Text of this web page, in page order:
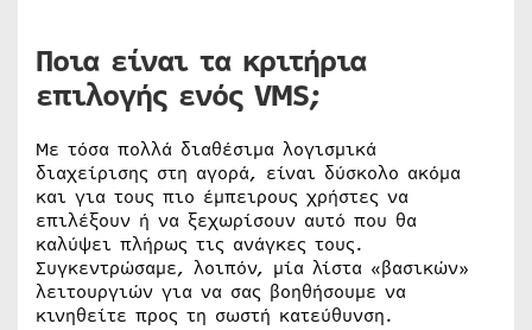
Ποια είναι τα κριτήρια
επιλογής ενός VMS;
Με τόσα πολλά διαθέσιμα λογισμικά
διαχείρισης στη αγορά, είναι δύσκολο ακόμα
και για τους πιο έμπειρους χρήστες να
επιλέξουν ή να ξεχωρίσουν αυτό που θα
καλύψει πλήρως τις ανάγκες τους.
Συγκεντρώσαμε, λοιπόν, μία λίστα «βασικών»
λειτουργιών για να σας βοηθήσουμε να
κινηθείτε προς τη σωστή κατεύθυνση.